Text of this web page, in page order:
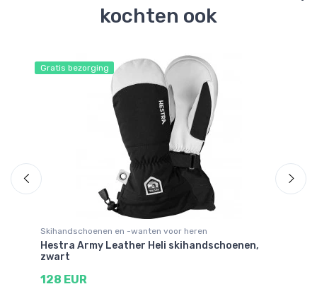
kochten ook
Gratis bezorging
Skihandschoenen en -wanten voor heren
Hestra Army Leather Heli skihandschoenen,
zwart
128 EUR